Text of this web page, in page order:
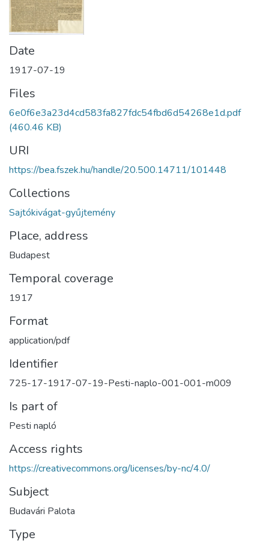
Date
1917-07-19
Files
6e0f6e3a23d4cd583fa827fdc54fbd6d54268e1d.pdf
(460.46 KB)
URI
https://bea.fszek.hu/handle/20.500.14711/101448
Collections
Sajtókivágat-gyűjtemény
Place, address
Budapest
Temporal coverage
1917
Format
application/pdf
Identifier
725-17-1917-07-19-Pesti-naplo-001-001-m009
Is part of
Pesti napló
Access rights
https://creativecommons.org/licenses/by-nc/4.0/
Subject
Budavári Palota
Type